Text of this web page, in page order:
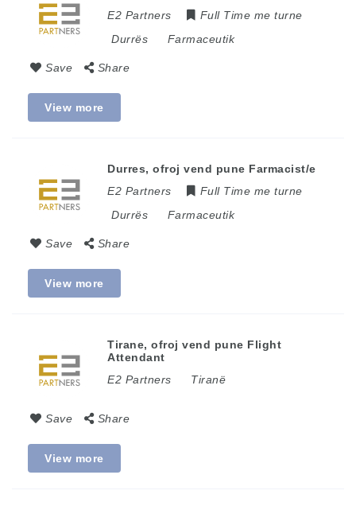
E2 Partners
Full Time me turne
Durrës
Farmaceutik
Save Share
View more
Durres, ofroj vend pune Farmacist/e
E2 Partners
Full Time me turne
Durrës
Farmaceutik
Save Share
View more
Tirane, ofroj vend pune Flight
Attendant
E2 Partners
Tiranë
Save Share
View more